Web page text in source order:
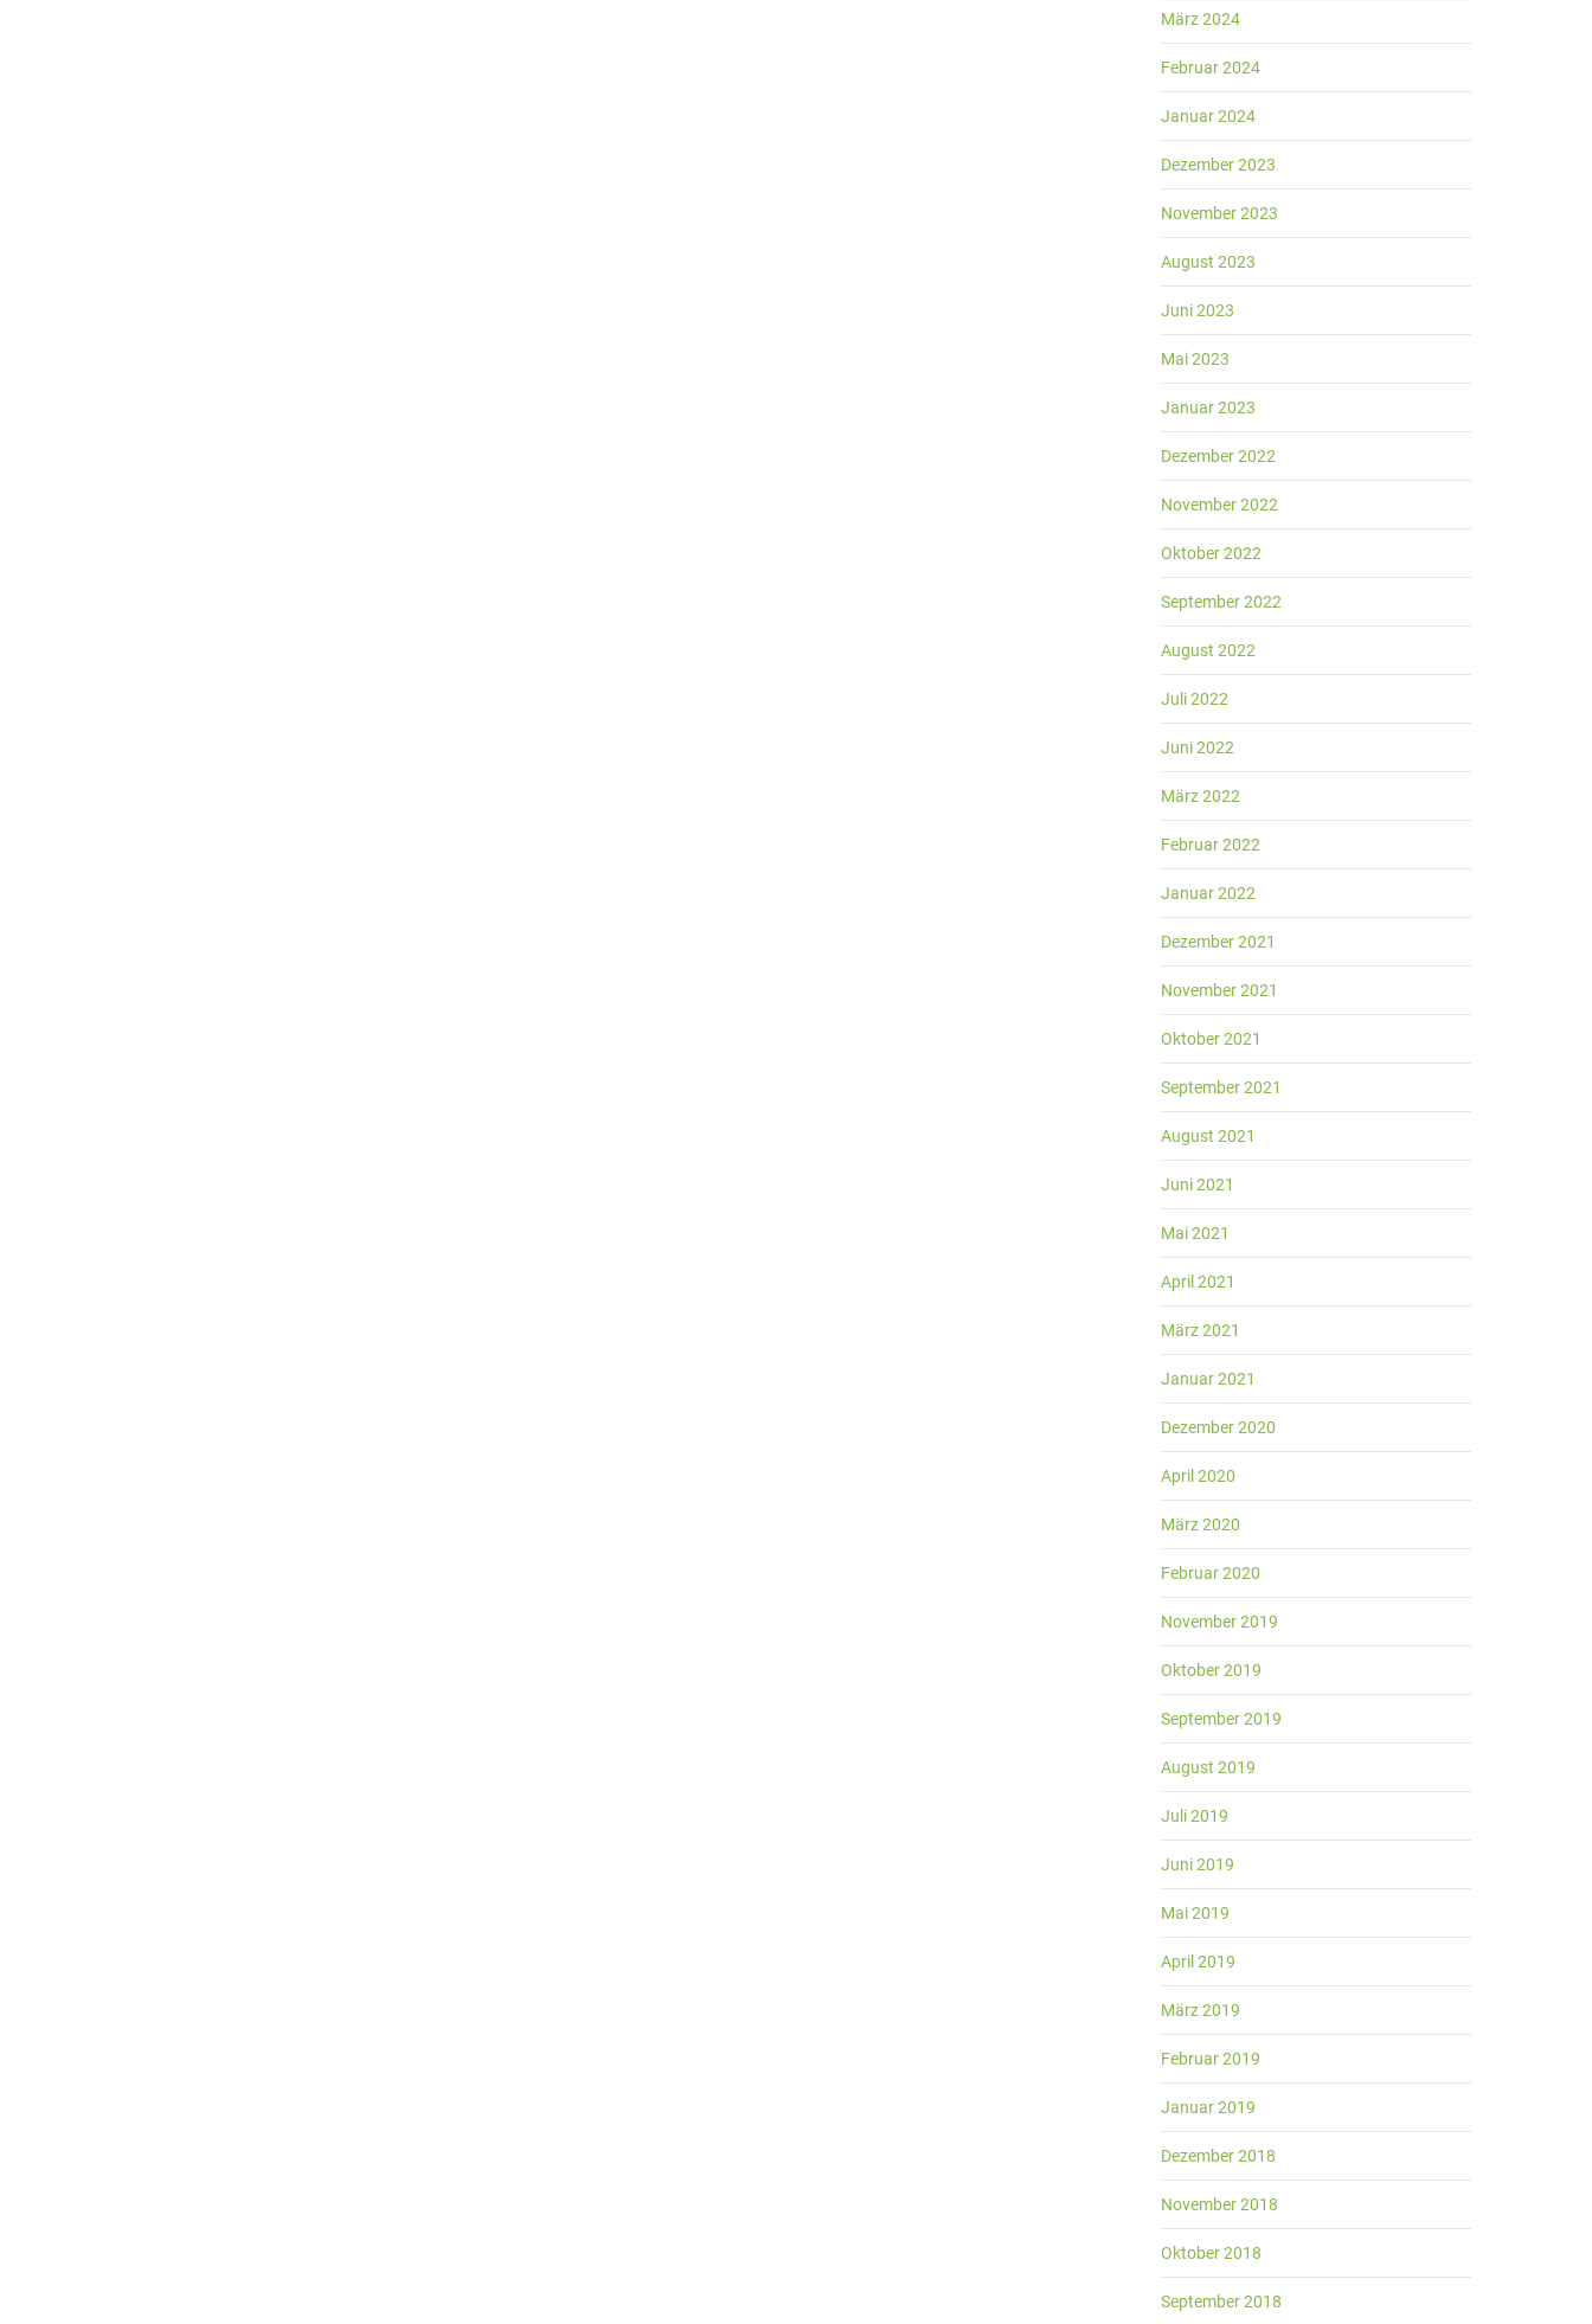
März 2024
Februar 2024
Januar 2024
Dezember 2023
November 2023
August 2023
Juni 2023
Mai 2023
Januar 2023
Dezember 2022
November 2022
Oktober 2022
September 2022
August 2022
Juli 2022
Juni 2022
März 2022
Februar 2022
Januar 2022
Dezember 2021
November 2021
Oktober 2021
September 2021
August 2021
Juni 2021
Mai 2021
April 2021
März 2021
Januar 2021
Dezember 2020
April 2020
März 2020
Februar 2020
November 2019
Oktober 2019
September 2019
August 2019
Juli 2019
Juni 2019
Mai 2019
April 2019
März 2019
Februar 2019
Januar 2019
Dezember 2018
November 2018
Oktober 2018
September 2018